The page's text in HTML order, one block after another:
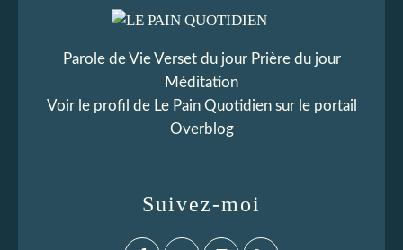
Parole de Vie Verset du jour Prière du jour
Méditation
Voir le profil de Le Pain Quotidiensur le portail
Overblog
Suivez-moi